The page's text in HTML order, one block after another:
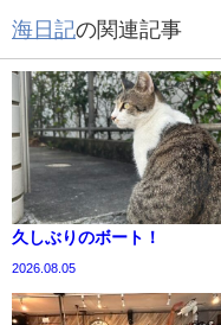
海日記の関連記事
久しぶりのボート！
2026.08.05